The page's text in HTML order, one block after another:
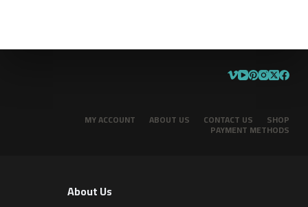
SHOP
CONTACT US
ABOUT US
MY ACCOUNT
PAYMENT METHODS
About Us